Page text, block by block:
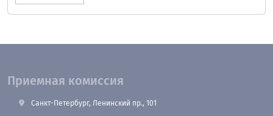
Приемная комиссия
Санкт-Петербург, Ленинский пр., 101